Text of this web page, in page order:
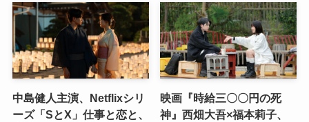
中島健人主演、Netflixシリ
ーズ「SとX」仕事と恋と、
映画『時給三〇〇円の死
神』西畑大吾×福本莉子、